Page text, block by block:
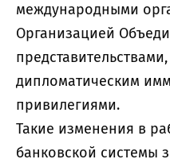
международными
Организацией
дипломатическим
привилегиями.
Такие изменения в
банковской системы